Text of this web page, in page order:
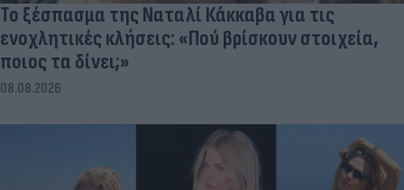
Το ξέσπασμα της Ναταλί Κάκκαβα για τις
ενοχλητικές κλήσεις: «Πού βρίσκουν στοιχεία,
ποιος τα δίνει;»
08.08.2026